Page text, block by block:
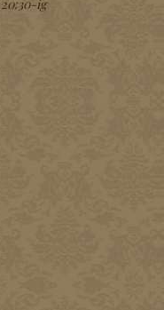
20:30-ig